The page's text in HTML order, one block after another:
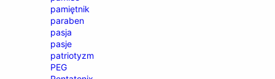
pamiętnik
paraben
pasja
pasje
patriotyzm
PEG